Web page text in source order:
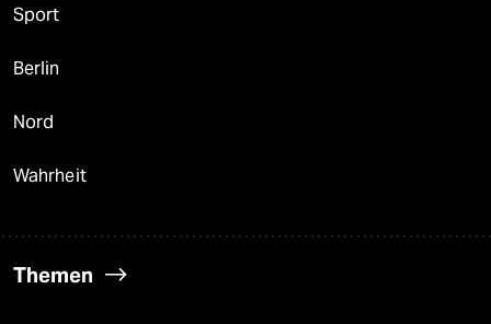
Sport
Berlin
Nord
Wahrheit
Themen